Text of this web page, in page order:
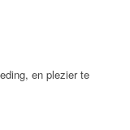
en plezier te